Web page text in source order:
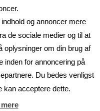
bavotasan.com
og annoncer mere
de sociale medier og til at
oplysninger om din brug af
inden for annoncering på
Du bedes venligst
kan acceptere dette.